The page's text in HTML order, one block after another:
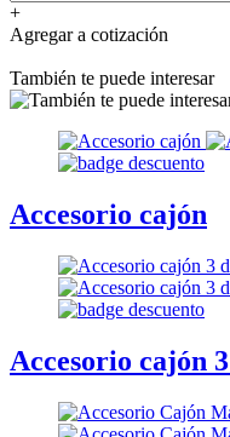
+
Agregar a cotización
También te puede interesar
Accesorio cajón
Accesorio cajón